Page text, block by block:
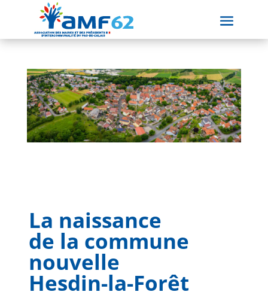
La naissance
de la commune
nouvelle
Hesdin-la-Forêt